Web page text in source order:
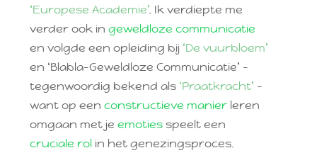
‘Europese Academie’. Ik verdiepte me
verder ook ingeweldloze communicatie
en volgde een opleiding bij ‘De vuurbloem’
en ‘Blabla-Geweldloze Communicatie’ –
tegenwoordig bekend als ‘Praatkracht’ –
want op eenconstructieve manier leren
omgaan met jeemotiesspeelt een
cruciale rol in het genezingsproces.